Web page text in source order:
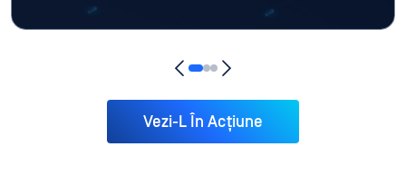
Vezi-L În Acțiune